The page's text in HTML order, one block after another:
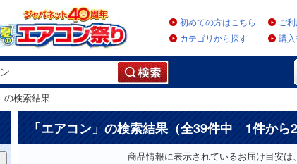
初めての方はこちら ご
カテゴリから探す
購
の検索結果
「エアコン 」の検索結果（全39件中 1件から
商品情報に表示されているお届け目安は、